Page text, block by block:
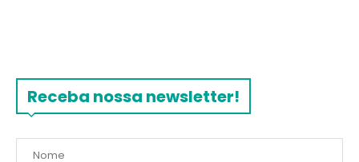
Receba nossa newsletter!